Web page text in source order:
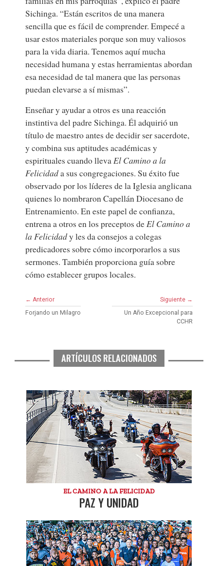
Sichinga. “Están escritos de una manera
sencilla que es fácil de comprender. Empecé a
usar estos materiales porque son muy valiosos
para la vida diaria. Tenemos aquí mucha
necesidad humana y estas herramientas abordan
esa necesidad de tal manera que las personas
puedan elevarse a sí mismas”.
Enseñar y ayudar a otros es una reacción
instintiva del padre Sichinga. Él adquirió un
título de maestro antes de decidir ser sacerdote,
y combina sus aptitudes académicas y
espirituales cuando lleva El Camino a la
Felicidada sus congregaciones. Su éxito fue
observado por los líderes de la Iglesia anglicana
quienes lo nombraron Capellán Diocesano de
Entrenamiento. En este papel de confianza,
entrena a otros en los preceptos de El Camino a
la Felicidady les da consejos a colegas
predicadores sobre cómo incorporarlos a sus
sermones. También proporciona guía sobre
cómo establecer grupos locales.
← Anterior
Forjando un Milagro
Siguiente →
Un Año Excepcional para
CCHR
ARTÍCULOS RELACIONADOS
EL CAMINO A LA FELICIDAD
PAZ Y UNIDAD